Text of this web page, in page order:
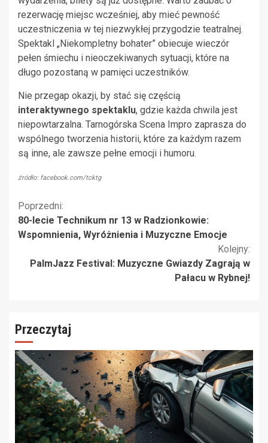
rezerwację miejsc wcześniej, aby mieć pewność
uczestniczenia w tej niezwykłej przygodzie teatralnej.
Spektakl „Niekompletny bohater” obiecuje wieczór
pełen śmiechu i nieoczekiwanych sytuacji, które na
długo pozostaną w pamięci uczestników.
Nie przegap okazji, by stać się częścią
interaktywnego spektaklu, gdzie każda chwila jest
niepowtarzalna. Tarnogórska Scena Impro zaprasza do
wspólnego tworzenia historii, które za każdym razem
są inne, ale zawsze pełne emocji i humoru.
źródło: facebook.com/tcktg
Kontynuuj
czytanie
Poprzedni:
80-lecie Technikum nr 13 w Radzionkowie:
Wspomnienia, Wyróżnienia i Muzyczne Emocje
Kolejny:
PalmJazz Festival: Muzyczne Gwiazdy Zagrają w
Pałacu w Rybnej!
Przeczytaj